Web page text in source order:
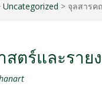
Uncategorized > จุลสารค
ตร์และราย